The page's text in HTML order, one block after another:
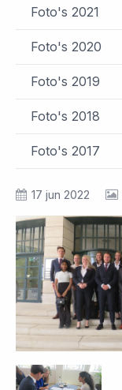
Foto's 2021
Foto's 2020
Foto's 2019
Foto's 2018
Foto's 2017
17 jun 2022